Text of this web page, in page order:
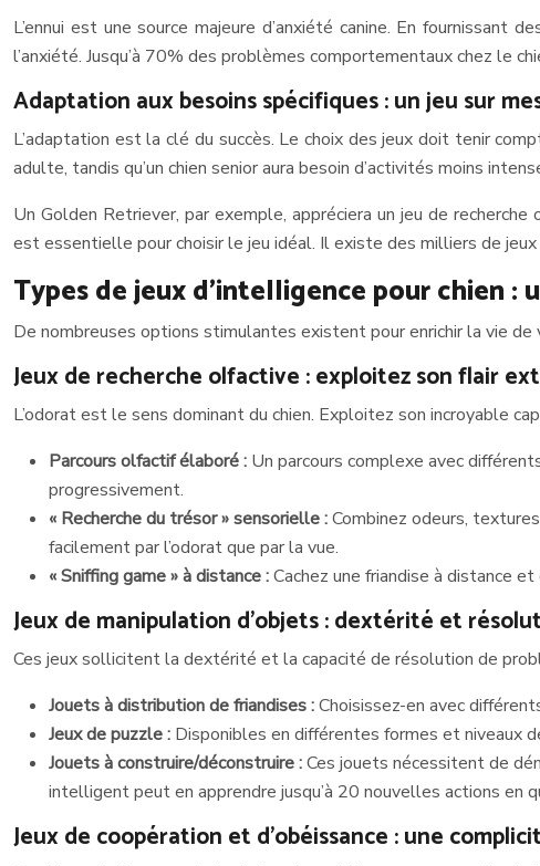
L’ennui est une source majeure d’anxiété canine. En
l’anxiété. Jusqu’à 70% des problèmes comportementaux chez le
Adaptation aux besoins spécifiques : un jeu sur
L’adaptation est la clé du succès. Le choix des jeux doit tenir
adulte, tandis qu’un chien senior aura besoin d’activités moins
Un Golden Retriever, par exemple, appréciera un jeu de recherche
est essentielle pour choisir le jeu idéal. Il existe des milliers de
Types de jeux d’intelligence pour chien :
De nombreuses options stimulantes existent pour enrichir la vie
Jeux de recherche olfactive : exploitez son flair
L’odorat est le sens dominant du chien. Exploitez son incroyable
Parcours olfactif élaboré : Un parcours complexe avec
progressivement.
« Recherche du trésor » sensorielle :Combinez odeurs,
facilement par l’odorat que par la vue.
« Sniffing game » à distance :Cachez une friandise à distance
Jeux de manipulation d’objets : dextérité et
Ces jeux sollicitent la dextérité et la capacité de résolution de
Jouets à distribution de friandises :Choisissez-en avec
Jeux de puzzle : Disponibles en différentes formes et niveaux
Jouets à construire/déconstruire :Ces jouets nécessitent de
intelligent peut en apprendre jusqu’à 20 nouvelles actions en
Jeux de coopération et d’obéissance : une